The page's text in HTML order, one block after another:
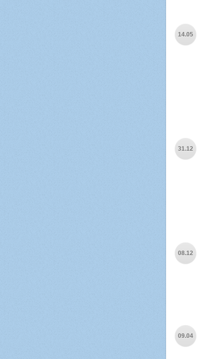
14.05
31.12
08.12
09.04